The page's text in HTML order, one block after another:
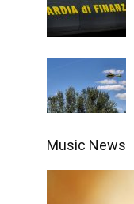
Music News